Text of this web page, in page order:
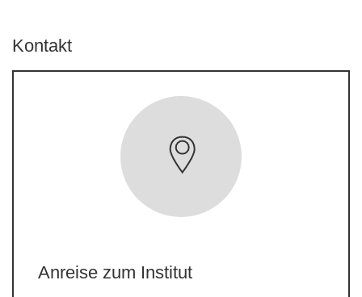
Kontakt
Anreise zum Institut